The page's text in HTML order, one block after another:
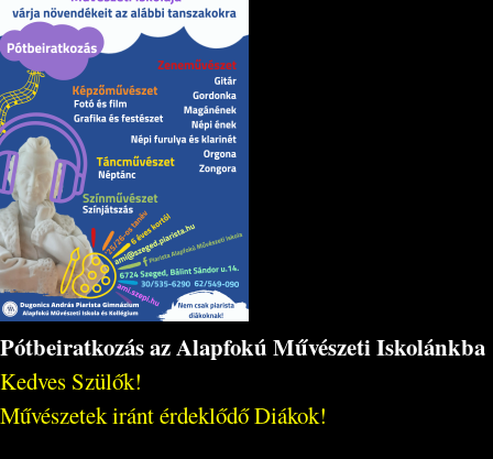
Pótbeiratkozás az Alapfokú Művészeti Iskolánkba
Kedves Szülők!
Művészetek iránt érdeklődő Diákok!